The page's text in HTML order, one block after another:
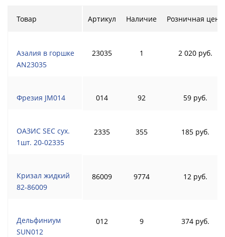
Товар
Азалия в горшке
AN23035
Фрезия JM014
ОАЗИС SEC сух.
1шт. 20-02335
Кризал жидкий
82-86009
Дельфиниум
SUN012
Артикул Наличие Розничная цена
23035 1 2 020 руб.
014 92 59 руб.
2335 355 185 руб.
86009 9774 12 руб.
012 9 374 руб.